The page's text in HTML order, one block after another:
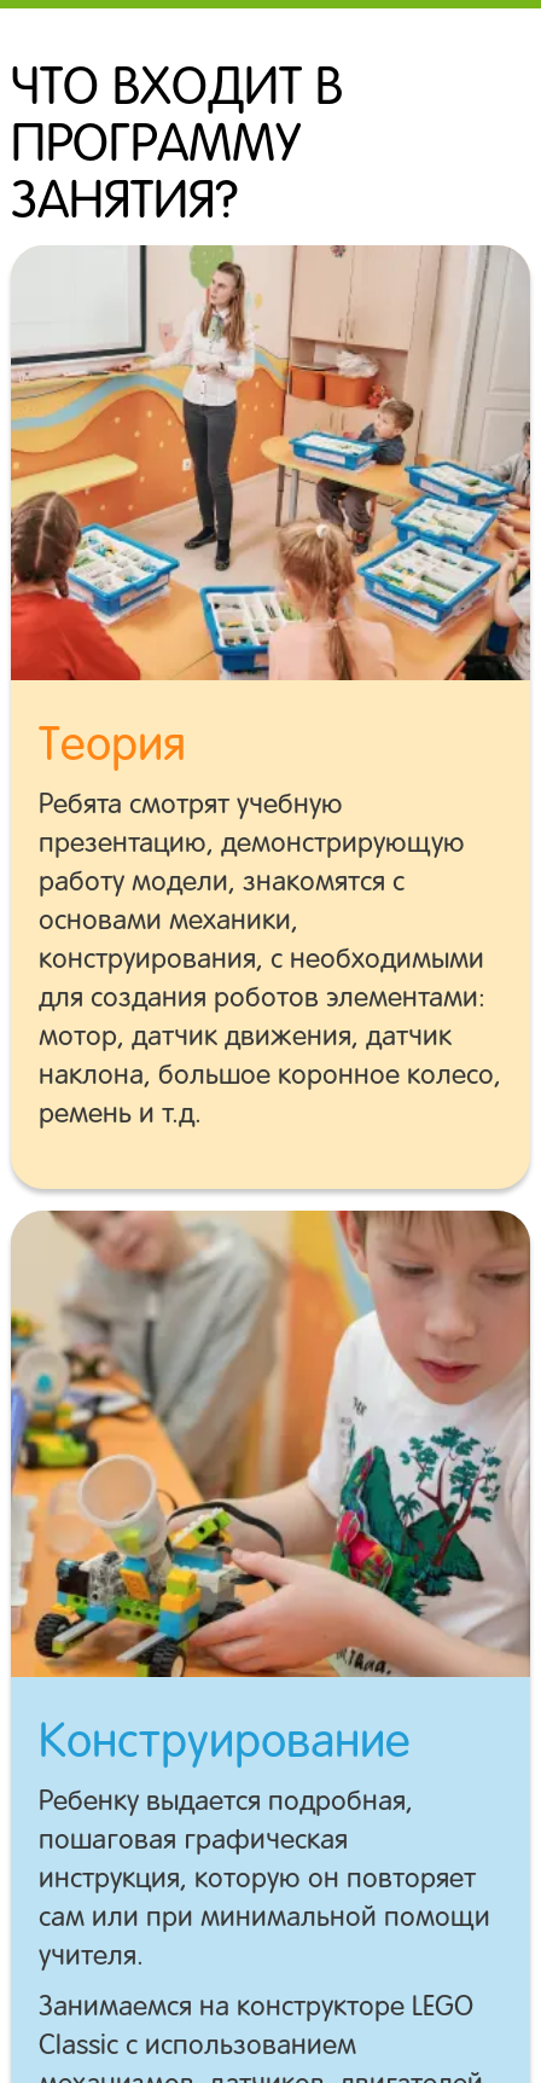
ЧТО ВХОДИТ В
ПРОГРАММУ
ЗАНЯТИЯ?
Теория
Ребята смотрят учебную
презентацию, демонстрирующую
работу модели, знакомятся с
основами механики,
конструирования, с необходимыми
для создания роботов элементами:
мотор, датчик движения, датчик
наклона, большое коронное колесо,
ремень и т.д.
Конструирование
Ребенку выдается подробная,
пошаговая графическая
инструкция, которую он повторяет
сам или при минимальной помощи
учителя.
Занимаемся на конструкторе LEGO
Classic с использованием